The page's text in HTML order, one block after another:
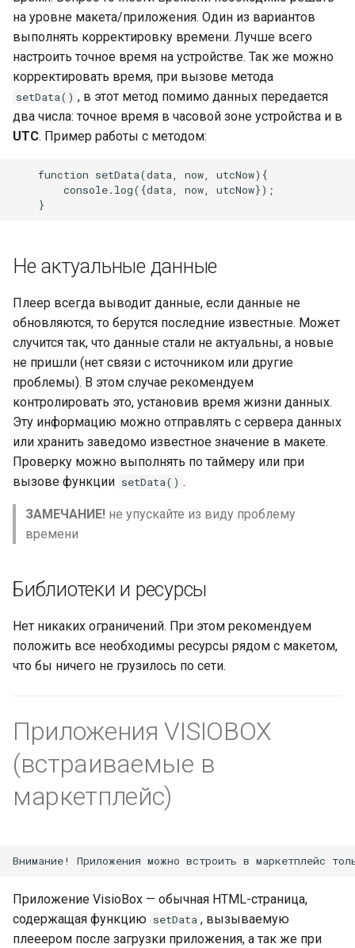
на уровне макета/приложения. Один из вариантов
выполнять корректировку времени. Лучше всего
настроить точное время на устройстве. Так же можно
корректировать время, при вызове метода
setData() , в этот метод помимо данных передается
два числа: точное время в часовой зоне устройства и в
UTC. Пример работы с методом:
    function setData(data, now, utcNow){
        console.log({data, now, utcNow});
Не актуальные данные
Плеер всегда выводит данные, если данные не
обновляются, то берутся последние известные. Может
случится так, что данные стали не актуальны, а новые
не пришли (нет связи с источником или другие
проблемы). В этом случае рекомендуем
контролировать это, установив время жизни данных.
Эту информацию можно отправлять с сервера данных
или хранить заведомо известное значение в макете.
Проверку можно выполнять по таймеру или при
вызове функции setData() .
ЗАМЕЧАНИЕ! не упускайте из виду проблему
времени
Библиотеки и ресурсы
Нет никаких ограничений. При этом рекомендуем
положить все необходимы ресурсы рядом с макетом,
что бы ничего не грузилось по сети.
Приложения VISIOBOX
(встраиваемые в
маркетплейс)
Приложение VisioBox — обычная HTML-страница,
содержащая функцию setData , вызываемую
плееером после загрузки приложения, а так же при